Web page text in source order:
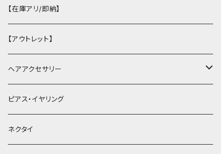
【在庫アリ/即納】
【アウトレット】
ヘアアクセサリー
ヘアクリップ
ヘッドドレス・カチューシャ
ピアス・イヤリング
ネクタイ